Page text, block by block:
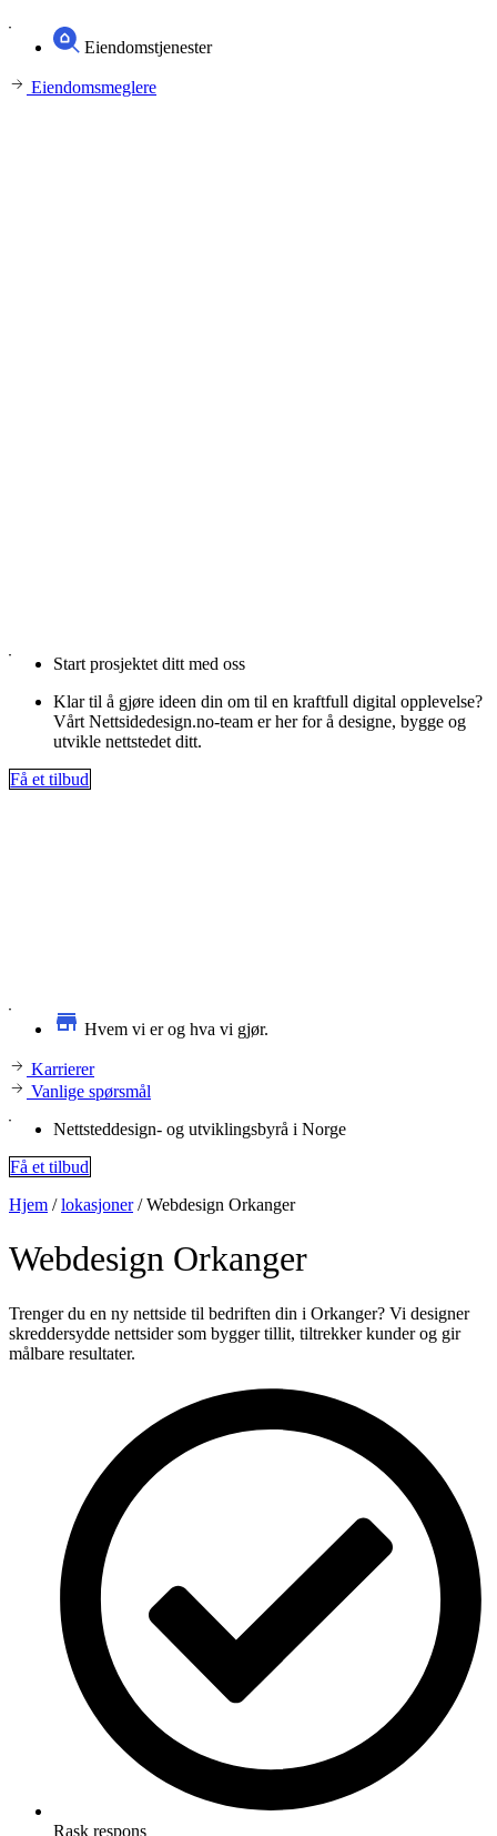
Eiendomstjenester
Eiendomsmeglere
Start prosjektet ditt med oss
Klar til å gjøre ideen din om til en kraftfull digital opplevelse?
Vårt Nettsidedesign.no-team er her for å designe, bygge og
utvikle nettstedet ditt.
Få et tilbud
Hvem vi er og hva vi gjør.
Karrierer
Vanlige spørsmål
Nettsteddesign- og utviklingsbyrå i Norge
Få et tilbud
Hjem /lokasjoner/Webdesign Orkanger
Webdesign Orkanger
Trenger du en ny nettside til bedriften din i Orkanger? Vi designer
skreddersydde nettsider som bygger tillit, tiltrekker kunder og gir
målbare resultater.
Rask respons